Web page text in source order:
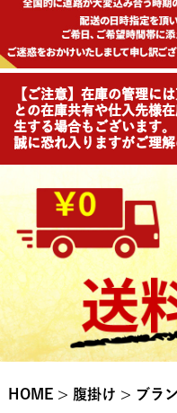
【ご注意】在庫の管理に
との在庫共有や仕入先様
生する場合もございます。
誠に恐れ入りますがご理
HOME 腹掛け ブラ